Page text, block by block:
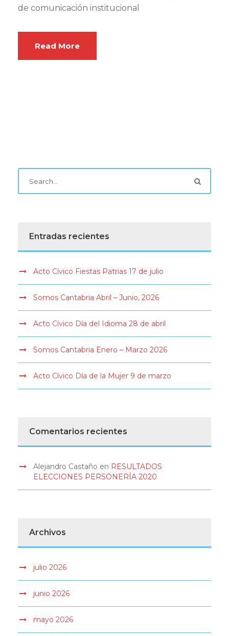
de comunicación institucional
Read More
Entradas recientes
Acto Cívico Fiestas Patrias 17 de julio
Somos Cantabria Abril – Junio, 2026
Acto Cívico Día del Idioma 28 de abril
Somos Cantabria Enero – Marzo 2026
Acto Cívico Día de la Mujer 9 de marzo
Comentarios recientes
Alejandro Castaño en RESULTADOS
ELECCIONES PERSONERÍA 2020
Archivos
julio 2026
junio 2026
mayo 2026